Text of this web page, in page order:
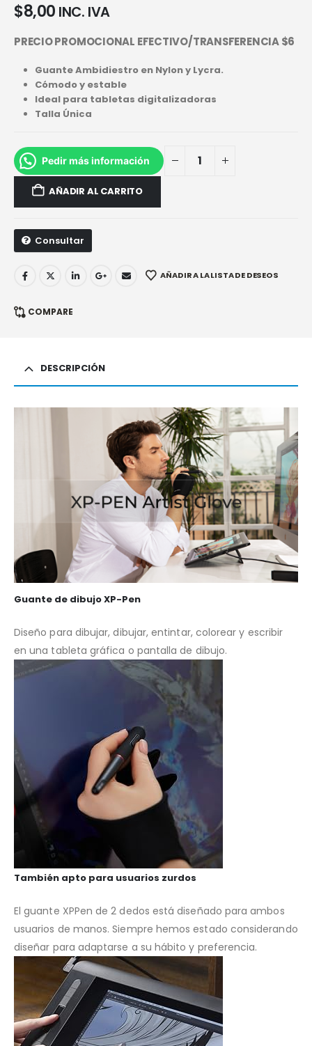
$8,00 INC. IVA
PRECIO PROMOCIONAL EFECTIVO/TRANSFERENCIA $6
Guante Ambidiestro en Nylon y Lycra.
Cómodo y estable
Ideal para tabletas digitalizadoras
Talla Única
Pedir más información
AÑADIR AL CARRITO
Consultar
AÑADIR A LA LISTA DE DESEOS
COMPARE
DESCRIPCIÓN
Guante de dibujo XP-Pen
Diseño para dibujar, dibujar, entintar, colorear y escribir
en una tableta gráfica o pantalla de dibujo.
También apto para usuarios zurdos
El guante XPPen de 2 dedos está diseñado para ambos
usuarios de manos. Siempre hemos estado considerando
diseñar para adaptarse a su hábito y preferencia.